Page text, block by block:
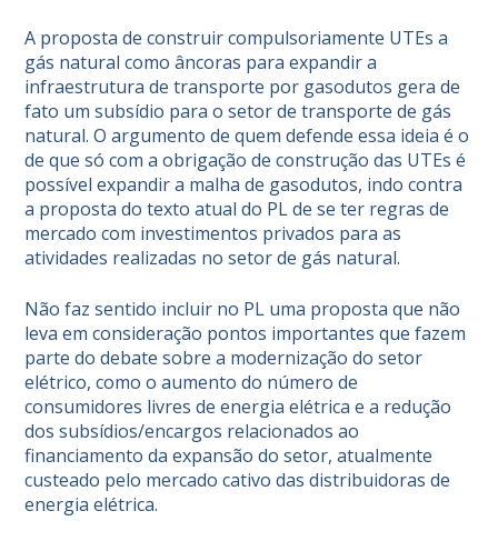
A proposta de construir compulsoriamente UTEs a
gás natural como âncoras para expandir a
infraestrutura de transporte por gasodutos gera de
fato um subsídio para o setor de transporte de gás
natural. O argumento de quem defende essa ideia é o
de que só com a obrigação de construção das UTEs é
possível expandir a malha de gasodutos, indo contra
a proposta do texto atual do PL de se ter regras de
mercado com investimentos privados para as
atividades realizadas no setor de gás natural.
Não faz sentido incluir no PL uma proposta que não
leva em consideração pontos importantes que fazem
parte do debate sobre a modernização do setor
elétrico, como o aumento do número de
consumidores livres de energia elétrica e a redução
dos subsídios/encargos relacionados ao
financiamento da expansão do setor, atualmente
custeado pelo mercado cativo das distribuidoras de
energia elétrica.